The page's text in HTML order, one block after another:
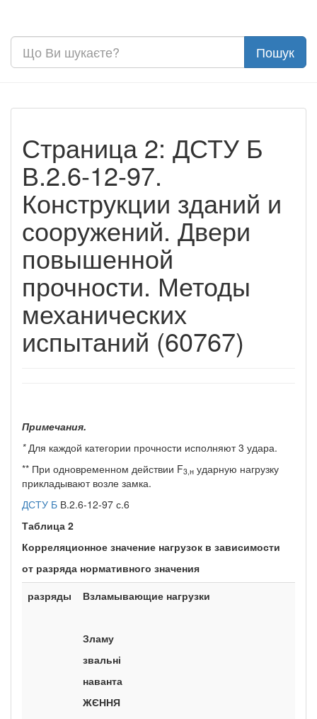
Страница 2: ДСТУ Б
В.2.6-12-97.
Конструкции зданий и
сооружений. Двери
повышенной
прочности. Методы
механических
испытаний (60767)
Примечания.
*Для каждой категории прочности исполняют 3 удара.
** При одновременном действии F3,н ударную нагрузку
прикладывают возле замка.
ДСТУ Б В.2.6-12-97 с.6
Таблица 2
Корреляционное значение нагрузок в зависимости
от разряда нормативного значения
разряды
Взламывающие нагрузки
Зламу
звальні
наванта
ЖЄННЯ